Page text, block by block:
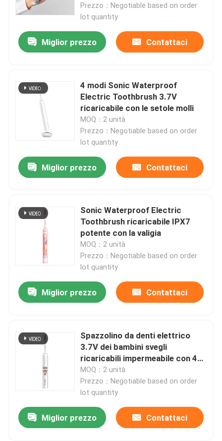
Video
Su di noi
Contattaci
Chiedi un preventivo
Prezzo：Negotiable based on order
lot quantity
Miglior prezzo Contattaci
4 modi Sonic Waterproof
Electric Toothbrush 3.7V
ricaricabile con le setole molli
MOQ：2 unità
Prezzo：Negotiable based on order
lot quantity
Miglior prezzo Contattaci
Sonic Waterproof Electric
Toothbrush ricaricabile IPX7
potente con la valigia
MOQ：2 unità
Prezzo：Negotiable based on order
lot quantity
Miglior prezzo Contattaci
Spazzolino da denti elettrico
3.7V dei bambini svegli
ricaricabili impermeabile con 4
modi
MOQ：2 unità
Prezzo：Negotiable based on order
lot quantity
Miglior prezzo Contattaci